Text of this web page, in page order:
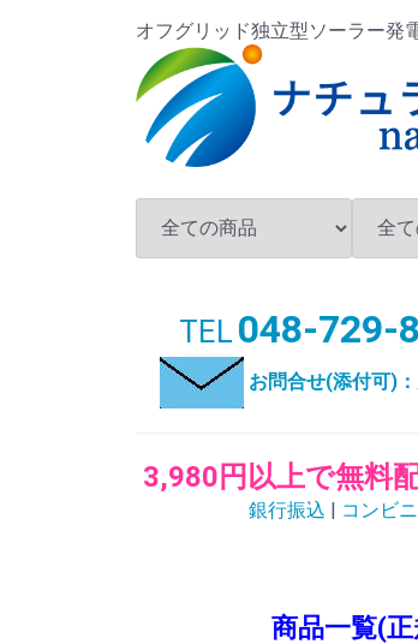
オフグリッド独立型ソーラー
TEL 048-729-
お問合せ(添付可)
3,980円以上で無料
銀行振込 | コンビ
商品一覧(